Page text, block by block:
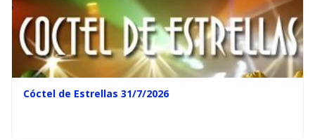
Cóctel de Estrellas 31/7/2026